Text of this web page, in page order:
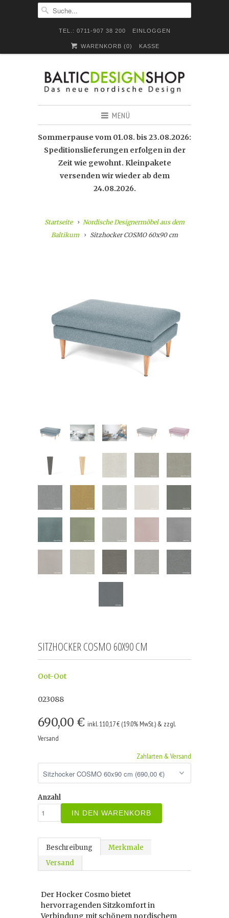
TEL.: 0711-907 38 200 EINLOGGEN
WARENKORB (0) KASSE
MENÜ
Sommerpause vom 01.08. bis 23.08.2026:
Speditionslieferungen erfolgen in der
Zeit wie gewohnt. Kleinpakete
versenden wir wieder ab dem
24.08.2026.
Startseite
Nordische Designermöbel aus dem
Baltikum
Sitzhocker COSMO 60x90 cm
SITZHOCKER COSMO 60X90 CM
Oot-Oot
023088
690,00 € inkl. 110,17 € (19.0% MwSt.) & zzgl.
Versand
Zahlarten & Versand
Anzahl
IN DEN WARENKORB
Beschreibung
Merkmale
Versand
Der Hocker Cosmo bietet
hervorragenden Sitzkomfort in
Verbindung mit schönem nordischem